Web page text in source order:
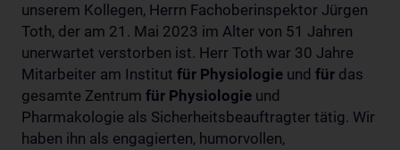
unserem Kollegen, Herrn Fachoberinspektor Jürgen
Toth, der am 21. Mai 2023 im Alter von 51 Jahren
unerwartet verstorben ist. Herr Toth war 30 Jahre
Mitarbeiter am Institut für Physiologie und für das
gesamte Zentrum für Physiologie und
Pharmakologie als Sicherheitsbeauftragter tätig. Wir
haben ihn als engagierten, humorvollen,